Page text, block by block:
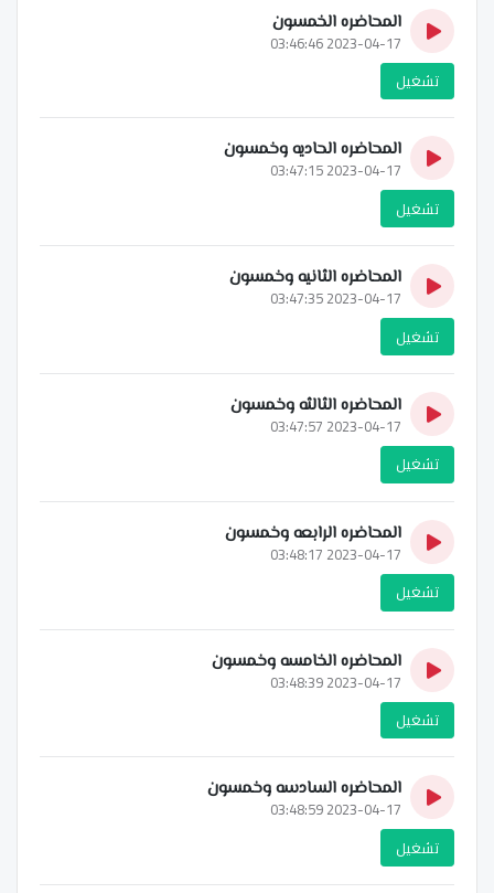
المحاضره الخمسون
2023-04-17 03:46:46
تشغيل
المحاضره الحاديه وخمسون
2023-04-17 03:47:15
تشغيل
المحاضره الثانيه وخمسون
2023-04-17 03:47:35
تشغيل
المحاضره الثالثه وخمسون
2023-04-17 03:47:57
تشغيل
المحاضره الرابعه وخمسون
2023-04-17 03:48:17
تشغيل
المحاضره الخامسه وخمسون
2023-04-17 03:48:39
تشغيل
المحاضره السادسه وخمسون
2023-04-17 03:48:59
تشغيل